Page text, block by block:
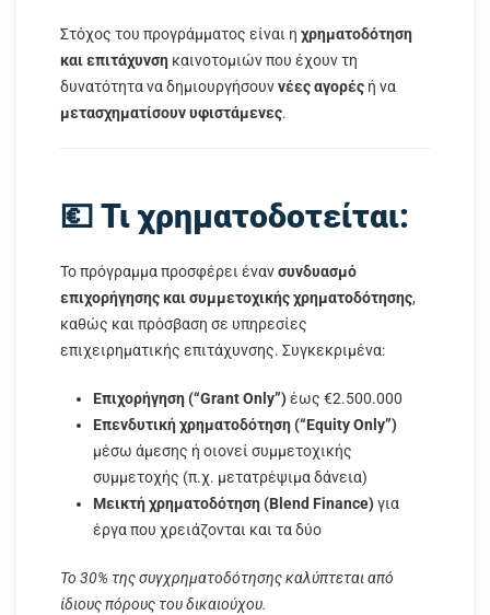
Στόχος του προγράμματος είναι η χρηματοδότηση
και επιτάχυνση καινοτομιών που έχουν τη
δυνατότητα να δημιουργήσουννέες αγορές ή να
μετασχηματίσουν υφιστάμενες.
💶 Τι χρηματοδοτείται:
Το πρόγραμμα προσφέρει ένανσυνδυασμό
επιχορήγησης και συμμετοχικής χρηματοδότησης,
καθώς και πρόσβαση σε υπηρεσίες
επιχειρηματικής επιτάχυνσης. Συγκεκριμένα:
Επιχορήγηση (“Grant Only”)έως €2.500.000
Επενδυτική χρηματοδότηση (“Equity Only”)
μέσω άμεσης ή οιονεί συμμετοχικής
συμμετοχής (π.χ. μετατρέψιμα δάνεια)
Μεικτή χρηματοδότηση (Blend Finance)για
έργα που χρειάζονται και τα δύο
Το 30% της συγχρηματοδότησης καλύπτεται από
ίδιους πόρους του δικαιούχου.